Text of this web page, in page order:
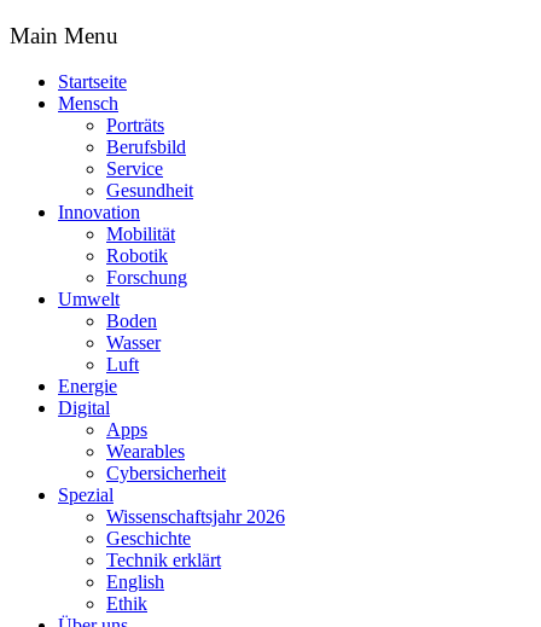
Main Menu
Startseite
Mensch
Porträts
Berufsbild
Service
Gesundheit
Innovation
Mobilität
Robotik
Forschung
Umwelt
Boden
Wasser
Luft
Energie
Digital
Apps
Wearables
Cybersicherheit
Spezial
Wissenschaftsjahr 2026
Geschichte
Technik erklärt
English
Ethik